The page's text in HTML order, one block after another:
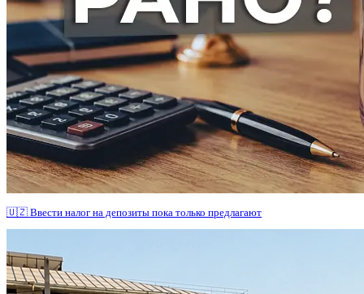
🇺🇿 Ввести налог на депозиты пока только предлагают